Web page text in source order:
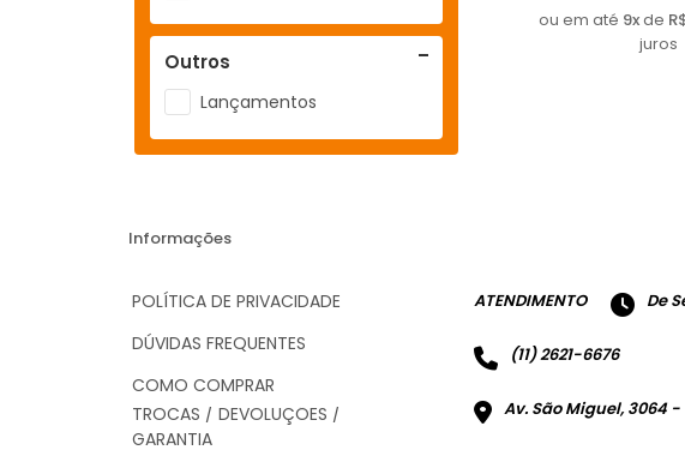
Outros
Lançamentos
ou em até 9xde
juros
Informações
POLÍTICA DE PRIVACIDADE
DÚVIDAS FREQUENTES
COMO COMPRAR
TROCAS / DEVOLUÇÕES /
GARANTIA
ATENDIMENTO De
(11) 2621-6676
Av. São Miguel, 3064